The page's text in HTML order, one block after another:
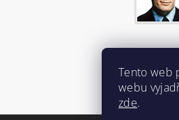
Tento web
webu
zde.